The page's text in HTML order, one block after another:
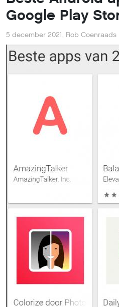
Google Play
5 december 2021, Rob Coenraads